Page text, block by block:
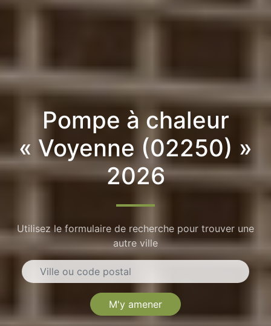
Pompe à chaleur
« Voyenne (02250) »
2026
Utilisez le formulaire de recherche pour trouver une
autre ville
M'y amener